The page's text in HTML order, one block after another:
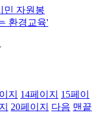
민 자원봉
환경교육'
지 14페이지 15페이
20페이지 다음 맨끝